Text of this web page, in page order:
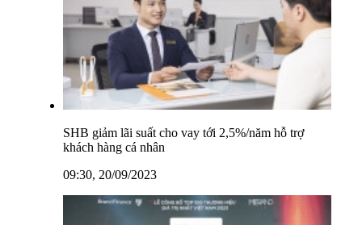
SHB giảm lãi suất cho vay tới 2,5%/năm hỗ trợ
khách hàng cá nhân
09:30, 20/09/2023